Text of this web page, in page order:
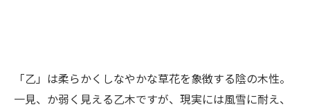
「乙」は柔らかくしなやかな草花を象徴する陰の木性。
一見、か弱く見える乙木ですが、現実には風雪に耐え、